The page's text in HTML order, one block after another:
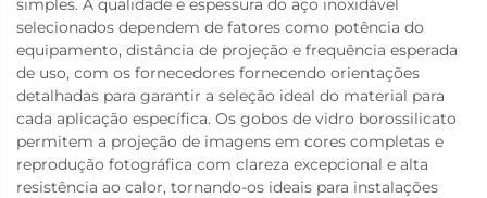
selecionados dependem de fatores como potência do
equipamento, distância de projeção e frequência esperada
de uso, com os fornecedores fornecendo orientações
detalhadas para garantir a seleção ideal do material para
cada aplicação específica. Os gobos de vidro borossilicato
permitem a projeção de imagens em cores completas e
reprodução fotográfica com clareza excepcional e alta
resistência ao calor, tornando-os ideais para instalações